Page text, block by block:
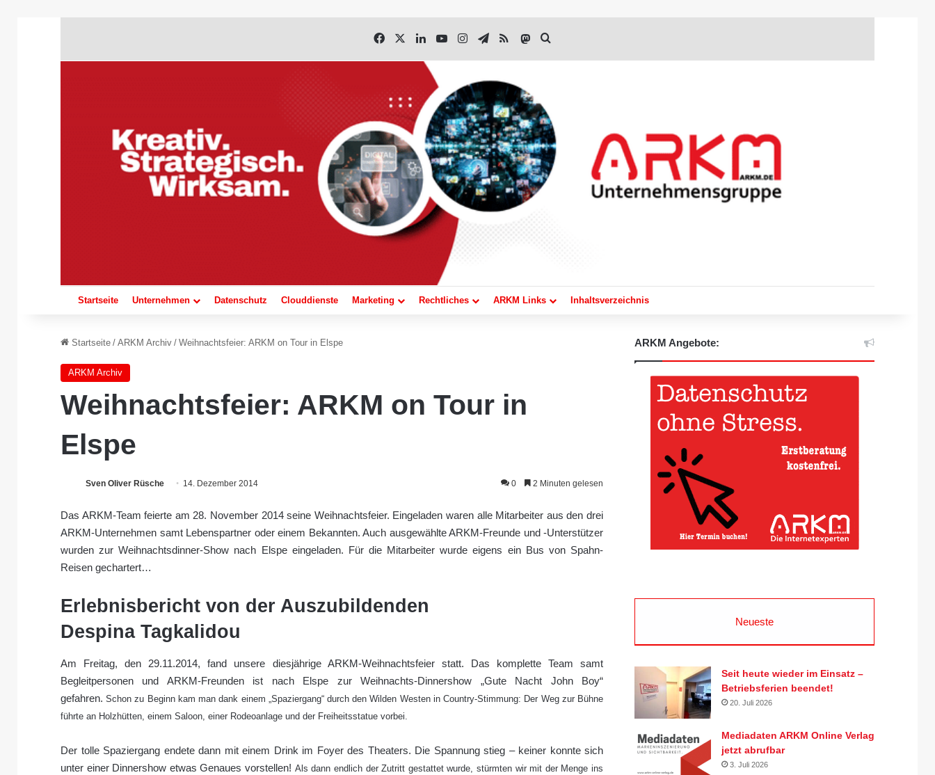
FacebookLinkedInYouTubeInstagramTelegram
RSSMastodon
Startseite Unternehmen Datenschutz Clouddienste Marketing Rechtliches ARKM Links Inhaltsverzeichnis
Startseite / ARKM Archiv / Weihnachtsfeier: ARKM on Tour in Elspe
ARKM Archiv
Weihnachtsfeier: ARKM on Tour in
Elspe
Sven Oliver Rüsche 14. Dezember 2014 0 2 Minuten gelesen
Das ARKM-Team feierte am 28. November 2014 seine Weihnachtsfeier. Eingeladen waren alle Mitarbeiter aus den drei
ARKM-Unternehmen samt Lebenspartner oder einem Bekannten. Auch ausgewählte ARKM-Freunde und -Unterstützer
wurden zur Weihnachtsdinner-Show nach Elspe eingeladen. Für die Mitarbeiter wurde eigens ein Bus von Spahn-
Reisen gechartert…
Erlebnisbericht von der Auszubildenden
Despina Tagkalidou
Am Freitag, den 29.11.2014, fand unsere diesjährige ARKM-Weihnachtsfeier statt. Das komplette Team samt
Begleitpersonen und ARKM-Freunden ist nach Elspe zur Weihnachts-Dinnershow „Gute Nacht John Boy“
gefahren.Schon zu Beginn kam man dank einem „Spaziergang“ durch den Wilden Westen in Country-Stimmung: Der Weg zur Bühne
führte an Holzhütten, einem Saloon, einer Rodeoanlage und der Freiheitsstatue vorbei.
Der tolle Spaziergang endete dann mit einem Drink im Foyer des Theaters. Die Spannung stieg – keiner konnte sich
unter einer Dinnershow etwas Genaues vorstellen! Als dann endlich der Zutritt gestattet wurde, stürmten wir mit der Menge ins
ARKM Angebote:
Neueste
Seit heute wieder im Einsatz –
Betriebsferien beendet!
20. Juli 2026
Mediadaten ARKM Online Verlag
jetzt abrufbar
3. Juli 2026